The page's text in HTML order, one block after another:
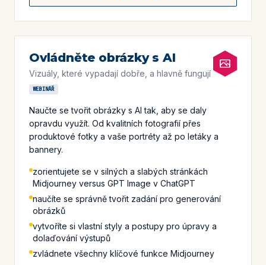
Ovládněte obrázky s AI
Vizuály, které vypadají dobře, a hlavně fungují
WEBINÁŘ
Naučte se tvořit obrázky s AI tak, aby se daly
opravdu využít. Od kvalitních fotografií přes
produktové fotky a vaše portréty až po letáky a
bannery.
zorientujete se v silných a slabých stránkách
Midjourney versus GPT Image v ChatGPT
naučíte se správně tvořit zadání pro generování
obrázků
vytvoříte si vlastní styly a postupy pro úpravy a
dolaďování výstupů
zvládnete všechny klíčové funkce Midjourney